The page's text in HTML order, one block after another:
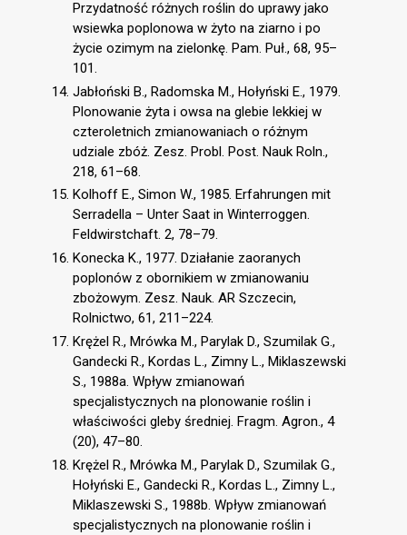
Przydatność różnych roślin do uprawy jako
wsiewka poplonowa w żyto na ziarno i po
życie ozimym na zielonkę. Pam. Puł., 68, 95–
101.
Jabłoński B., Radomska M., Hołyński E., 1979.
Plonowanie żyta i owsa na glebie lekkiej w
czteroletnich zmianowaniach o różnym
udziale zbóż. Zesz. Probl. Post. Nauk Roln.,
218, 61–68.
Kolhoff E., Simon W., 1985. Erfahrungen mit
Serradella – Unter Saat in Winterroggen.
Feldwirstchaft. 2, 78–79.
Konecka K., 1977. Działanie zaoranych
poplonów z obornikiem w zmianowaniu
zbożowym. Zesz. Nauk. AR Szczecin,
Rolnictwo, 61, 211–224.
Krężel R., Mrówka M., Parylak D., Szumilak G.,
Gandecki R., Kordas L., Zimny L., Miklaszewski
S., 1988a. Wpływ zmianowań
specjalistycznych na plonowanie roślin i
właściwości gleby średniej. Fragm. Agron., 4
(20), 47–80.
Krężel R., Mrówka M., Parylak D., Szumilak G.,
Hołyński E., Gandecki R., Kordas L., Zimny L.,
Miklaszewski S., 1988b. Wpływ zmianowań
specjalistycznych na plonowanie roślin i